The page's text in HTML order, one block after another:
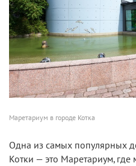
Маретариум в городе Котка
Одна из самых популярных
Котки — это Маретариум,